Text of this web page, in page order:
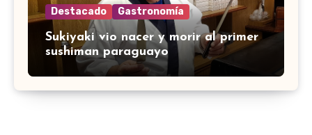
Destacado Gastronomía
Sukiyaki vio nacer y morir al primer
sushiman paraguayo